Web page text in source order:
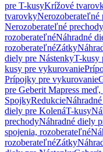
pre T-kusyKrížové
tvarovkyNerozoberateľné
Nerozoberateľné prechody
rozoberateľnéNáhradné
rozoberateľnéZátky
diely pre NástenkyT-kusy
kusy pre vykurovanie
Prípojky pre vykurovanie
pre Geberit Mapress meď,
SpojkyRedukcie
diely pre KolenáT-kusy
prechodyNáhradné diely
spojenia, rozoberateľné
rozoberateľnéZátky